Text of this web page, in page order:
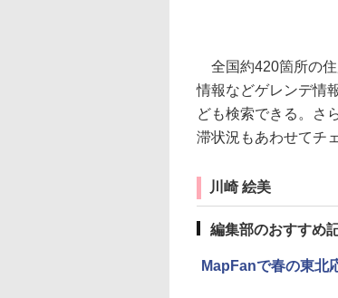
全国約420箇所の住
情報などゲレンデ情
ども検索できる。さ
滞状況もあわせてチ
川崎 絵美
編集部のおすすめ
MapFanで春の東北